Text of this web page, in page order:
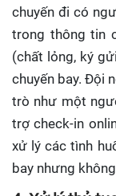
chuyến đi có
trong thông tin
(chất lỏng, ký
chuyến bay. Đội
trò như một
trợ check-in
xử lý các tình
bay nhưng